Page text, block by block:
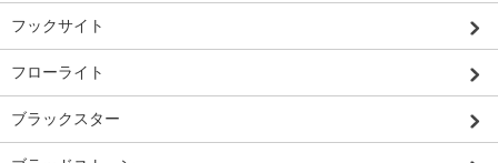
フックサイト
フローライト
ブラックスター